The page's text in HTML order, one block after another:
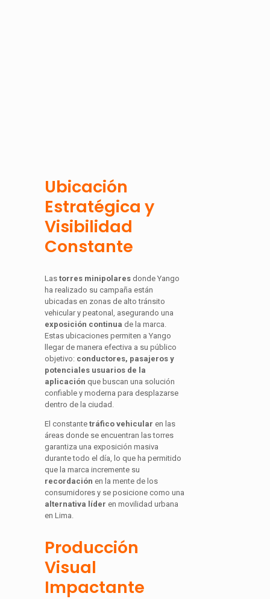
Ubicación
Estratégica y
Visibilidad
Constante
Las torres minipolares donde Yango
ha realizado su campaña están
ubicadas en zonas de alto tránsito
vehicular y peatonal, asegurando una
exposición continua de la marca.
Estas ubicaciones permiten a Yango
llegar de manera efectiva a su público
objetivo: conductores, pasajeros y
potenciales usuarios de la
aplicación que buscan una solución
confiable y moderna para desplazarse
dentro de la ciudad.
El constante tráfico vehicular en las
áreas donde se encuentran las torres
garantiza una exposición masiva
durante todo el día, lo que ha permitido
que la marca incremente su
recordación en la mente de los
consumidores y se posicione como una
alternativa líder en movilidad urbana
en Lima.
Producción
Visual
Impactante